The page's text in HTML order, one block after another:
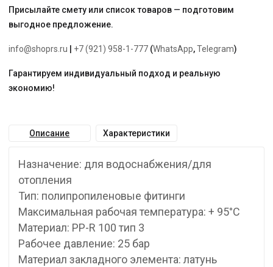
Присылайте смету или список товаров — подготовим
выгодное предложение.
info@shoprs.ru +7 (921) 958-1-777 (WhatsApp,Telegram)
Гарантируем индивидуальный подход и реальную
экономию!
Описание Характеристики
Назначение: для водоснабжения/для
отопления
Тип: полипропиленовые фитинги
Максимальная рабочая температура: + 95°С
Материал: PP-R 100 тип 3
Рабочее давление: 25 бар
Материал закладного элемента: латунь